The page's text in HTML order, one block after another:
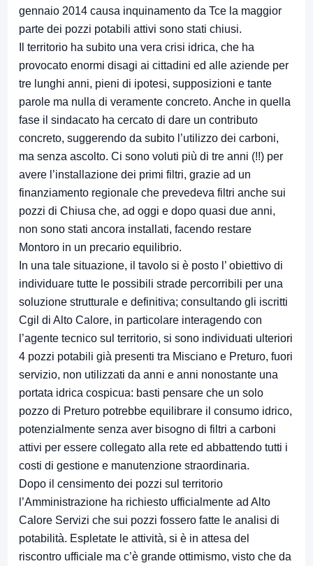
gennaio 2014 causa inquinamento da Tce la maggior
parte dei pozzi potabili attivi sono stati chiusi.
Il territorio ha subito una vera crisi idrica, che ha
provocato enormi disagi ai cittadini ed alle aziende per
tre lunghi anni, pieni di ipotesi, supposizioni e tante
parole ma nulla di veramente concreto. Anche in quella
fase il sindacato ha cercato di dare un contributo
concreto, suggerendo da subito l’utilizzo dei carboni,
ma senza ascolto. Ci sono voluti più di tre anni (!!) per
avere l’installazione dei primi filtri, grazie ad un
finanziamento regionale che prevedeva filtri anche sui
pozzi di Chiusa che, ad oggi e dopo quasi due anni,
non sono stati ancora installati, facendo restare
Montoro in un precario equilibrio.
In una tale situazione, il tavolo si è posto l’ obiettivo di
individuare tutte le possibili strade percorribili per una
soluzione strutturale e definitiva; consultando gli iscritti
Cgil di Alto Calore, in particolare interagendo con
l’agente tecnico sul territorio, si sono individuati ulteriori
4 pozzi potabili già presenti tra Misciano e Preturo, fuori
servizio, non utilizzati da anni e anni nonostante una
portata idrica cospicua: basti pensare che un solo
pozzo di Preturo potrebbe equilibrare il consumo idrico,
potenzialmente senza aver bisogno di filtri a carboni
attivi per essere collegato alla rete ed abbattendo tutti i
costi di gestione e manutenzione straordinaria.
Dopo il censimento dei pozzi sul territorio
l’Amministrazione ha richiesto ufficialmente ad Alto
Calore Servizi che sui pozzi fossero fatte le analisi di
potabilità. Espletate le attività, si è in attesa del
riscontro ufficiale ma c’è grande ottimismo, visto che da